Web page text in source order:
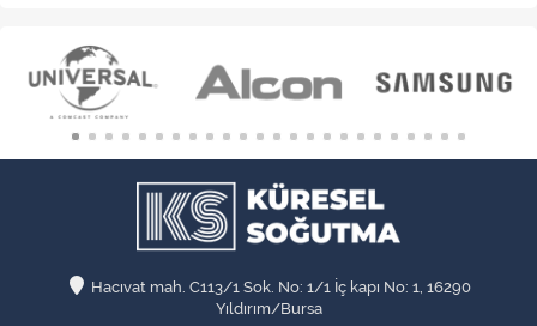
Hacıvat mah. C113/1 Sok. No: 1/1 İç kapı No: 1, 16290
Yıldırım/Bursa